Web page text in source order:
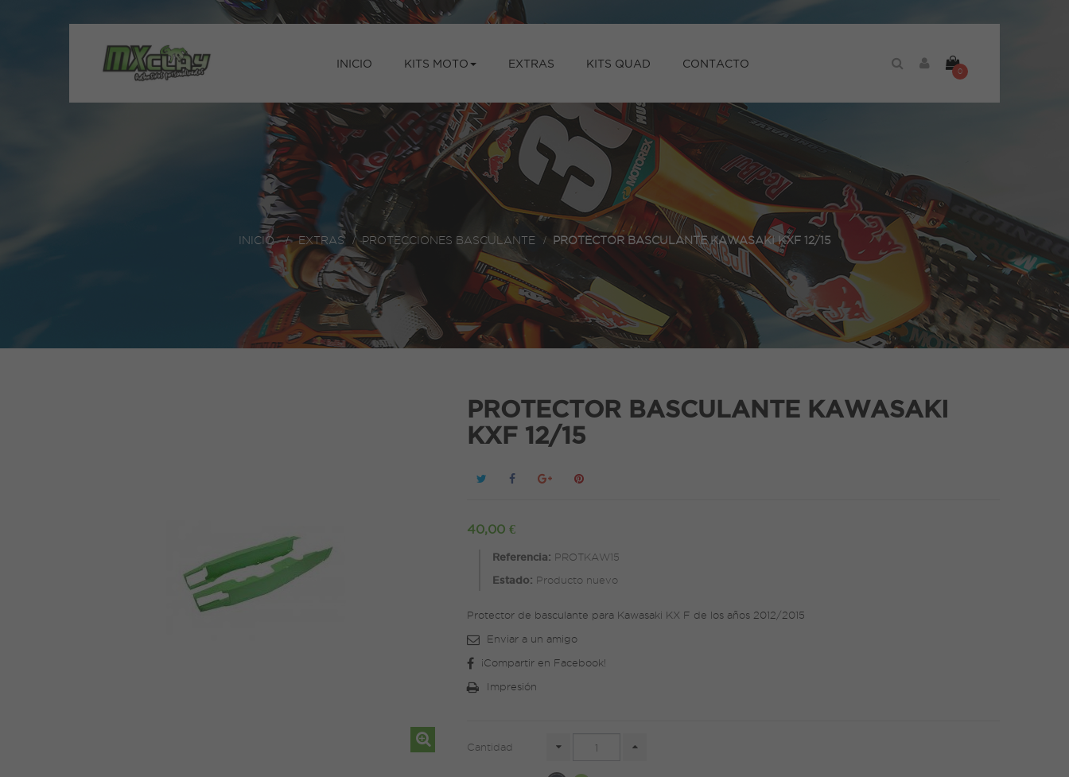
INICIO KITS MOTO EXTRAS KITS QUAD CONTACTO
0
INICIO > EXTRAS > PROTECCIONES BASCULANTE > PROTECTOR BASCULANTE KAWASAKI KXF 12/15
PROTECTOR BASCULANTE KAWASAKI
KXF 12/15
40,00 €
Referencia: PROTKAW15
Estado: Producto nuevo
Protector de basculante para Kawasaki KX F de los años 2012/2015
Enviar a un amigo
¡Compartir en Facebook!
Impresión
Cantidad